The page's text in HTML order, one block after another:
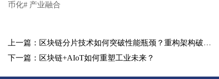
币化# 产业融合
上一篇：区块链分片技术如何突破性能瓶颈？重构架构破解不可能三角困境
下一篇：区块链+AIoT如何重塑工业未来？